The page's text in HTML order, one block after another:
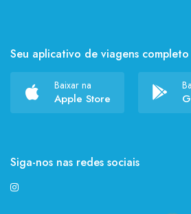
Seu aplicativo de viagens completo
Baixar na
Apple Store
Siga-nos nas redes sociais